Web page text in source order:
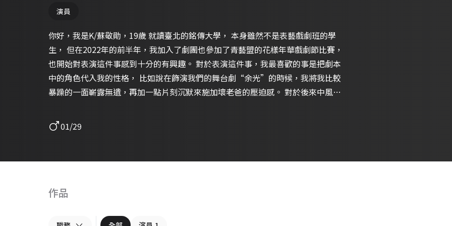
演員
你好，我是K/蘇敬勛，19歲 就讀臺北的銘傳大學， 本身雖然不是表藝戲劇班的學
生， 但在2022年的前半年，我加入了劇團也參加了青藝盟的花樣年華戲劇節比賽，
也開始對表演這件事感到十分的有興趣。 對於表演這件事，我最喜歡的事是把劇本
中的角色代入我的性格， 比如說在飾演我們的舞台劇“余光”的時候，我將我比較
暴躁的一面嶄露無遺，再加一點片刻沉默來施加壞老爸的壓迫感。 對於後來中風癱
樣演繹角色是有趣的。 偏好飾演古怪或個性鮮明的角色， 有家庭情況糟糕的經驗
現在也已經能好好的過生活，不再被過往拘束。 所以也可以比較容易的演繹這類型
狂。 2022/08/17 2024/02/21更
01/29
作品